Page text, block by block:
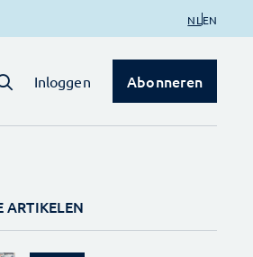
NL EN
Inloggen Abonneren
ARTIKELEN